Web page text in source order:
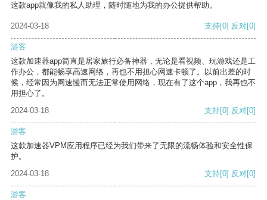
这款app就像我的私人助理，随时随地为我的办公提供帮助。
2024-03-18 支持[0] 反对[0]
游客
这款加速器app简直是居家旅行必备神器，无论是看视频、玩游戏还是工
作办公，都能畅享高速网络，再也不用担心网速卡顿了。以前出差的时
候，经常因为网速慢而无法正常使用网络，现在有了这个app，我再也不
用担心了。
2024-03-18
支持[0] 反对[0]
游客
这款加速器VPM应用程序已经为我们带来了无限的流畅体验和安全性保
护。
2024-03-18
支持[0] 反对[0]
游客